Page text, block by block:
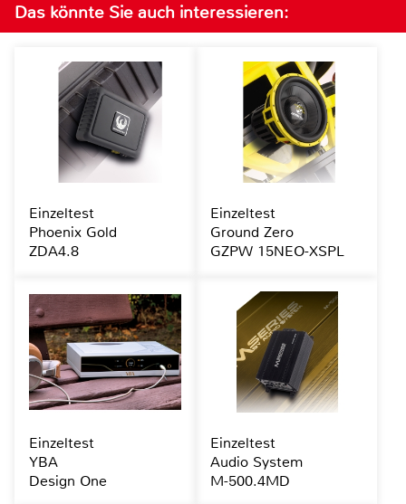
Das könnte Sie auch interessieren:
Einzeltest
Phoenix Gold
ZDA4.8
Einzeltest
Ground Zero
GZPW 15NEO-XSPL
Einzeltest
YBA
Design One
Einzeltest
Audio System
M-500.4MD